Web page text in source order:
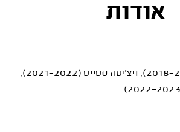
אודות
מערב טקסס (2018-2021), ויצ'יטה סטייט (2021-2022),